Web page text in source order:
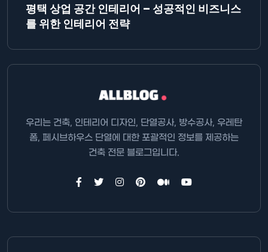
평택 상업 공간 인테리어 – 성공적인 비즈니스
를 위한 인테리어 전략
우리는 건축, 인테리어 디자인, 단열공사, 방수공사, 우레탄
폼, 페시브하우스 단열에 대한 포괄적인 정보를 제공하는
건축 전문 블로그입니다.